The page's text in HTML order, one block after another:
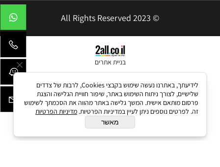
© 2023 All Rights Reserved
בניית אתרים
לידיעתך, באתרנו נעשה שימוש בקבצי Cookies, לרבות של צדדים
שלישיים, לצורך ניתוח השימוש באתר, שיפור חוויית הגלישה והצגת
פרסום מותאם אישית. המשך גלישה באתר מהווה את הסכמתך לשימוש
זה. לפרטים נוספים ניתן לעיין במדיניות הפרטיות. מדיניות הפרטיות
מאשר